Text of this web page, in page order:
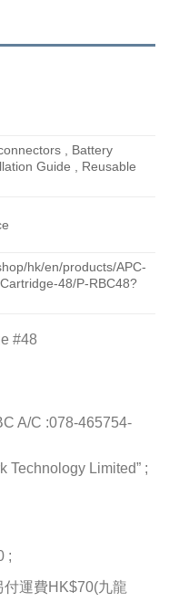
, Battery
Guide , Reusable
hk/en/products/APC-
48/P-RBC48?
#48
A/C :078-465754-
Technology Limited” ;
;
運費HK$70(九龍